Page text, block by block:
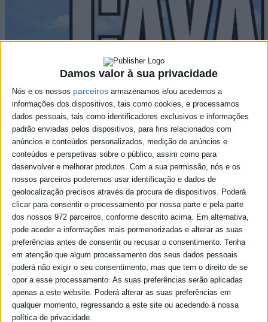
Damos valor à sua privacidade
Nós e os nossos parceiros armazenamos e/ou acedemos a
informações dos dispositivos, tais como cookies, e processamos
dados pessoais, tais como identificadores exclusivos e informações
padrão enviadas pelos dispositivos, para fins relacionados com
anúncios e conteúdos personalizados, medição de anúncios e
conteúdos e perspetivas sobre o público, assim como para
desenvolver e melhorar produtos. Com a sua permissão, nós e os
nossos parceiros poderemos usar identificação e dados de
geolocalização precisos através da procura de dispositivos. Poderá
clicar para consentir o processamento por nossa parte e pela parte
dos nossos 972 parceiros, conforme descrito acima. Em alternativa,
pode aceder a informações mais pormenorizadas e alterar as suas
preferências antes de consentir ou recusar o consentimento. Tenha
em atenção que algum processamento dos seus dados pessoais
poderá não exigir o seu consentimento, mas que tem o direito de se
opor a esse processamento. As suas preferências serão aplicadas
apenas a este website. Poderá alterar as suas preferências em
qualquer momento, regressando a este site ou acedendo à nossa
política de privacidade.